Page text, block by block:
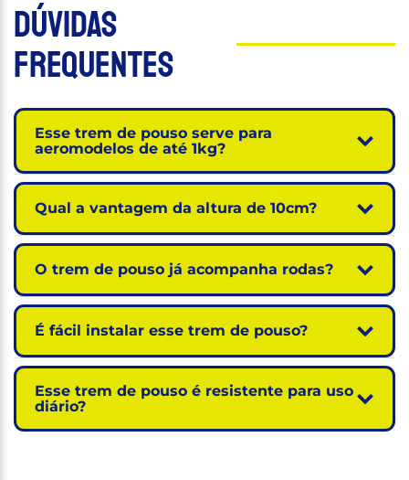
Dúvidas
Frequentes
Esse trem de pouso serve para
aeromodelos de até 1kg?
Qual a vantagem da altura de 10cm?
O trem de pouso já acompanha rodas?
É fácil instalar esse trem de pouso?
Esse trem de pouso é resistente para uso
diário?